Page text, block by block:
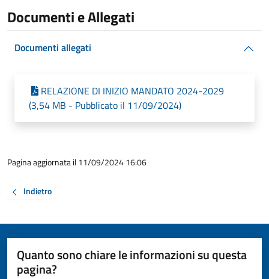
Documenti e Allegati
Documenti allegati
RELAZIONE DI INIZIO MANDATO 2024-2029
(3,54 MB - Pubblicato il 11/09/2024)
Pagina aggiornata il 11/09/2024 16:06
Indietro
Quanto sono chiare le informazioni su questa
pagina?